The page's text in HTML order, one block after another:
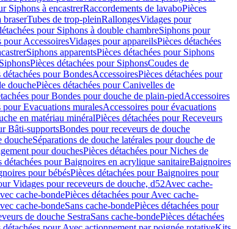
Siphons à encastrerRaccordements de lavaboPièces
braserTubes de trop-pleinRallongesVidages pour
pour Siphons à double chambreSiphons pour
pour AccessoiresVidages pour appareilsPièces détachées
Siphons apparentsPièces détachées pour Siphons
SiphonsPièces détachées pour SiphonsCoudes de
détachées pour BondesAccessoiresPièces détachées pour
douchePièces détachées pour Canivelles de
pour Bondes pour douche de plain-piedAccessoires
pour Evacuations muralesAccessoires pour évacuations
en matériau minéralPièces détachées pour Receveurs
Bâti-supportsBondes pour receveurs de douche
doucheSéparations de douche latérales pour douche de
pour douchesPièces détachées pour Niches de
détachées pour Baignoires en acrylique sanitaireBaignoires
pour bébésPièces détachées pour Baignoires pour
Vidages pour receveurs de douche, d52Avec cache-
cache-bondePièces détachées pour Avec cache-
cache-bondeSans cache-bondePièces détachées pour
de douche SestraSans cache-bondePièces détachées